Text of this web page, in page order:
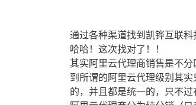
通过各种渠道找到凯铧互联科
哈哈！这次找对了！！
其实阿里云代理商销售是不
到所谓的阿里云代理级别其
的，并且都是统一的，只不